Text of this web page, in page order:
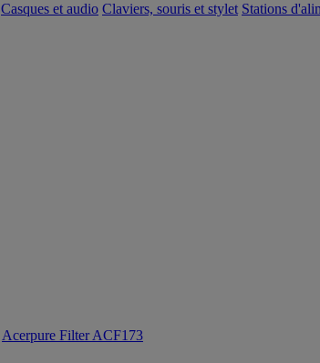
Casques et audio Claviers, souris et stylet Stations
Acerpure Filter ACF173